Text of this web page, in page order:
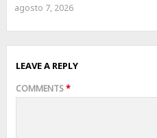
agosto 7, 2026
LEAVE A REPLY
COMMENTS*